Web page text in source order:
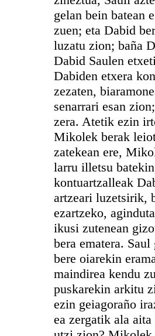
gelan bein batean
zuen; eta Dabid
luzatu zion; baña
Dabid Saulen
Dabiden etxera
zezaten,
senarrari esan
zera. Atetik ezin
Mikolek berak
zatekean ere,
larru illetsu
kontuartzalleak
artzeari luzetsirik,
ezartzeko,
ikusi zutenean
bera ematera.
bere oiarekin
maindirea kendu
puskarekin arkitu
ezin geiagoraño
ea zergatik ala